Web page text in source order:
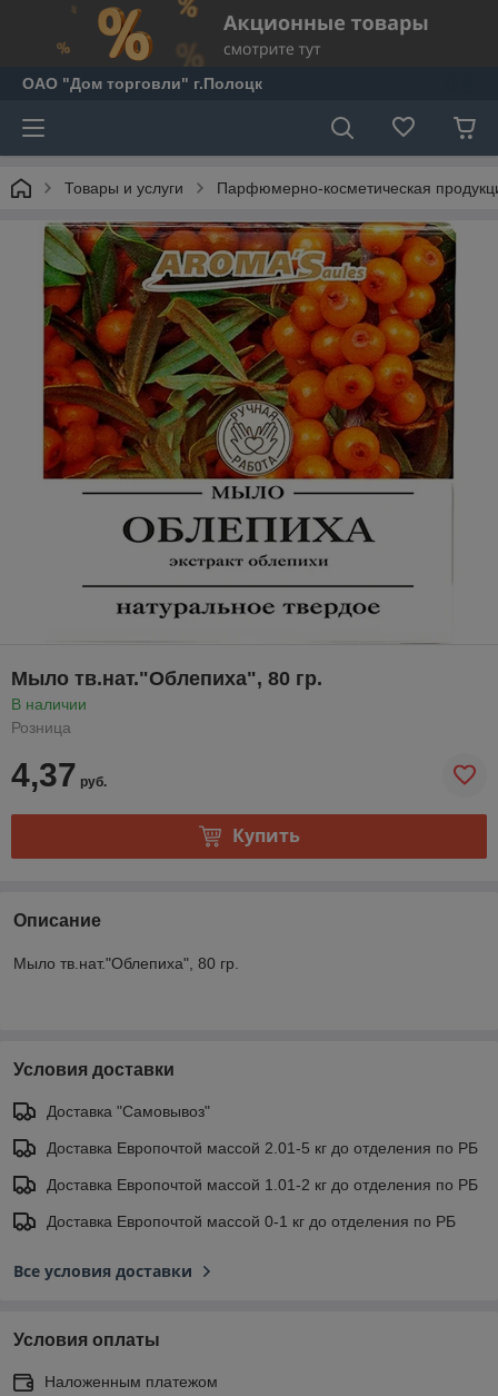
ОАО "Дом торговли" г.Полоцк
Товары и услуги Парфюмерно-косметическая
Мыло тв.нат."Облепиха", 80 гр.
В наличии
Розница
4,37 руб.
Купить
Описание
Мыло тв.нат."Облепиха", 80 гр.
Условия доставки
Доставка "Самовывоз"
Доставка Европочтой массой 2.01-5 кг до отделения по РБ
Доставка Европочтой массой 1.01-2 кг до отделения по РБ
Доставка Европочтой массой 0-1 кг до отделения по РБ
Все условия доставки
Условия оплаты
Наложенным платежом